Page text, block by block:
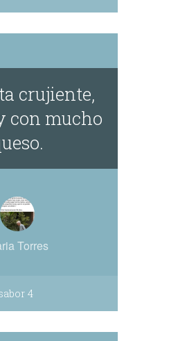
crujiente,
con mucho
Torres
4